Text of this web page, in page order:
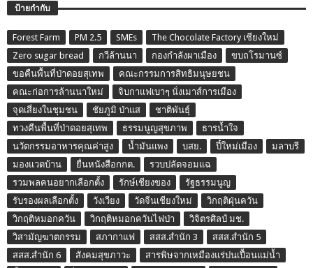
ป้ายกำกับ
Forest Farm PM 2.5 SMEs
The Chocolate Factory เชียงใหม่
Zero sugar bread
กวีล้านนา กองกำลังผาเมือง
ขบถโรมานซ์
ขอคืนพื้นที่ป่าดอยสุเทพ
คณะกรรมการสิทธิมนุษยชน
คณะก่อการล้านนาใหม่
จิบกาแฟเบาๆ นั่งเมาส์การเมือง
จุดเสี่ยงในชุมชน
ชัยภูมิ ป่าแส
ชาติพันธุ์
ทวงคืนพื้นที่ป่าดอยสุเทพ
ธรรมนูญสุขภาพ
ธารน้ำใจ
นวัตกรรมอาหารคุณค่าสูง
น้ำมันแพง บสย. ปี๋ใหม่เมือง
มลาบรี
มองแวดบ้าน
ยื่นหนังสือกกต.
รวบปลัดจอมแฉ
รวมพลคนอยากเลือกตั้ง
รักษ์เชียงของ
รัฐธรรมนูญ
รับรองผลเลือกตั้ง
วังเวียง วัดจีนเชียงใหม่
วิกฤติฝุ่นควัน
วิกฤติหมอกควัน
วิกฤติหมอกควันไฟป่า
วิจิตรศิลป์ มช.
วิสามัญฆาตกรรม
สภากาแฟ สสส.สำนัก 3
สสส.สำนัก 5
สสส.สำนัก 6
สังคมสุขภาวะ สารพิษจากเหมืองแร่ปนเปื้อนแม่น้ำ